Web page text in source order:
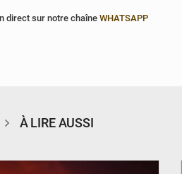
direct sur notre chaîne WHATSAPP
À LIRE AUSSI